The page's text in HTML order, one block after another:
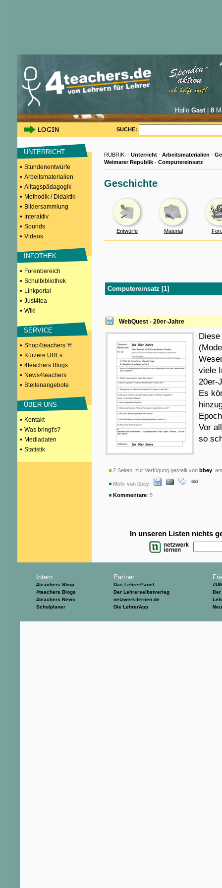
Hallo Gast| 8
SUCHE:
UNTERRICHT
• Stundenentwürfe
• Arbeitsmaterialien
• Alltagspädagogik
• Methodik / Didaktik
• Bildersammlung
• Interaktiv
• Sounds
• Videos
INFOTHEK
• Forenbereich
• Schulbibliothek
• Linkportal
• Just4tea
• Wiki
SERVICE
• Shop4teachers
• Kürzere URLs
• 4teachers Blogs
• News4teachers
• Stellenangebote
ÜBER UNS
• Kontakt
• Was bringt's?
• Mediadaten
• Statistik
RUBRIK: - Unterricht - Arbeitsmaterialien -
Weimarer Republik - Computereinsatz
Geschichte
Entwürfe Material
Computereinsatz [1]
WebQuest - 20er-Jahre
viele
20er-
Es
Vor
so
2 Seiten, zur Verfügung gestellt von bbey
Mehr von bbey:
Kommentare: 5
In unseren Listen nichts
Intern
4teachers Shop
4teachers Blogs
4teachers News
Schulplaner
Partner
Das LehrerPanel
Der Lehrerselbstverlag
netzwerk-lernen.de
Die LehrerApp